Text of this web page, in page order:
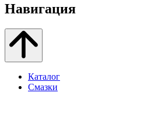
Навигация
Каталог
Смазки